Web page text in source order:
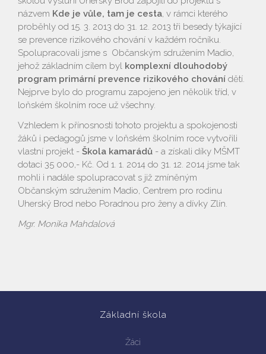
názvem Kde je vůle, tam je cesta, v rámci kterého
proběhly od 15. 3. 2013 do 31. 12. 2013 tři besedy týkající
se prevence rizikového chování v každém ročníku.
Spolupracovali jsme s Občanským sdružením Madio,
jehož základním cílem byl komplexní dlouhodobý
program primární prevence rizikového chování dětí.
Nejprve bylo do programu zapojeno jen několik tříd, v
loňském školním roce už všechny.
Vzhledem k přínosnosti tohoto projektu a spokojenosti
žáků i pedagogů jsme v loňském školním roce vytvořili
vlastní projekt - Škola kamarádů - a získali díky MŠMT
dotaci 35 000,- Kč. Od 1. 1. 2014 do 31. 12. 2014 jsme tak
mohli i nadále spolupracovat s již zmíněným
Občanským sdružením Madio, Centrem pro rodinu
Uherský Brod nebo Poradnou pro ženy a dívky Zlín.
Mgr. Monika Mahdalová
Základní škola
Žáci